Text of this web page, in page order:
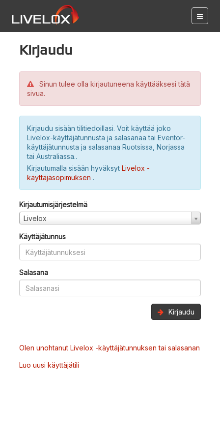
Kirjaudu
Sinun tulee olla kirjautuneena käyttääksesi tätä
sivua.
Kirjaudu sisään tilitiedoillasi. Voit käyttää joko
Livelox-käyttäjätunnusta ja salasanaa tai Eventor-
käyttäjätunnusta ja salasanaa Ruotsissa, Norjassa
tai Australiassa..
Kirjautumalla sisään hyväksyt Livelox -
käyttäjäsopimuksen .
Kirjautumisjärjestelmä
Livelox
Käyttäjätunnus
Salasana
Kirjaudu
Olen unohtanut Livelox -käyttäjätunnuksen tai salasanan
Luo uusi käyttäjätili